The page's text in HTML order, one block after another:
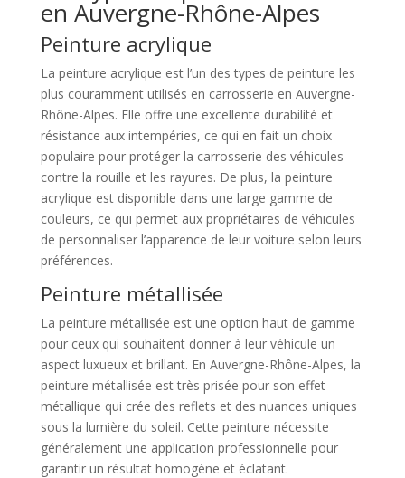
en Auvergne-Rhône-Alpes
Peinture acrylique
La peinture acrylique est l’un des types de peinture les
plus couramment utilisés en carrosserie en Auvergne-
Rhône-Alpes. Elle offre une excellente durabilité et
résistance aux intempéries, ce qui en fait un choix
populaire pour protéger la carrosserie des véhicules
contre la rouille et les rayures. De plus, la peinture
acrylique est disponible dans une large gamme de
couleurs, ce qui permet aux propriétaires de véhicules
de personnaliser l’apparence de leur voiture selon leurs
préférences.
Peinture métallisée
La peinture métallisée est une option haut de gamme
pour ceux qui souhaitent donner à leur véhicule un
aspect luxueux et brillant. En Auvergne-Rhône-Alpes, la
peinture métallisée est très prisée pour son effet
métallique qui crée des reflets et des nuances uniques
sous la lumière du soleil. Cette peinture nécessite
généralement une application professionnelle pour
garantir un résultat homogène et éclatant.